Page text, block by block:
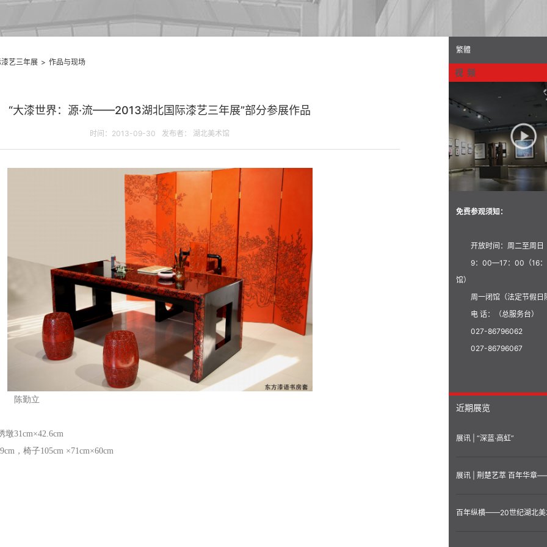
艺三年展 > 作品与现场
“大漆世界：源·流——2013湖北国际漆艺三年展”部分参展作品
时间：2013-09-30 发布者： 湖北美术馆
陈勤立
墩31cm×42.6cm
，椅子105cm ×71cm×60cm
繁體
视 频
免费参观须知：
开放时间：周二至周日
9：00—17：00（16：
馆）
周一闭馆（法定节假日
电 话：（总服务台）
027-86796062
027-86796067
近期展览
展讯 | “深蓝·高虹”